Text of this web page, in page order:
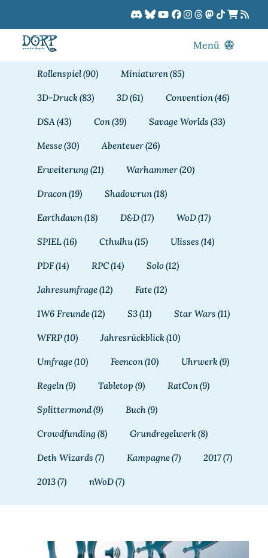
springen
Menü
Rollenspiel(90) Miniaturen(85)
3D-Druck(83) 3D(61) Convention(46)
DSA (43) Con(39) Savage Worlds (33)
Messe(30) Abenteuer(26)
Erweiterung (21) Warhammer(20)
Dracon(19) Shadowrun(18)
Earthdawn(18) D&D(17) WoD(17)
SPIEL(16) Cthulhu(15) Ulisses (14)
PDF(14) RPC(14) Solo(12)
Jahresumfrage(12) Fate(12)
1W6 Freunde(12) S3(11) Star Wars (11)
WFRP(10) Jahresrückblick(10)
Umfrage(10) Feencon(10) Uhrwerk(9)
Regeln(9) Tabletop (9) RatCon(9)
Splittermond(9) Buch(9)
Crowdfunding (8) Grundregelwerk(8)
Deth Wizards (7) Kampagne(7) 2017(7)
2013(7) nWoD(7)